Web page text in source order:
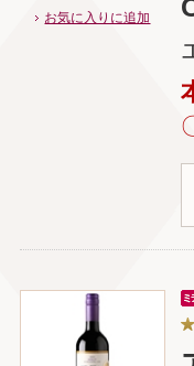
お気に入りに追加